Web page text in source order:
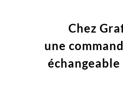
Chez
une